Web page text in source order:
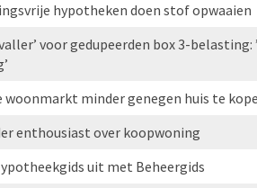
hypotheken doen stof opwaaien
voor gedupeerden box 3-
woonmarkt minder genegen huis te
enthousiast over koopwoning
uit met Beheergids